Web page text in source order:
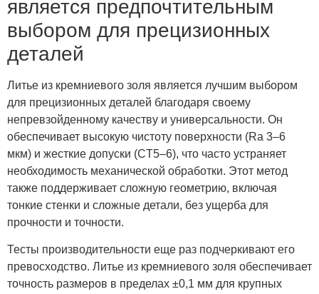
является предпочтительным
выбором для прецизионных
деталей
Литье из кремниевого золя является лучшим выбором
для прецизионных деталей благодаря своему
непревзойденному качеству и универсальности. Он
обеспечивает высокую чистоту поверхности (Ra 3–6
мкм) и жесткие допуски (CT5–6), что часто устраняет
необходимость механической обработки. Этот метод
также поддерживает сложную геометрию, включая
тонкие стенки и сложные детали, без ущерба для
прочности и точности.
Тесты производительности еще раз подчеркивают его
превосходство. Литье из кремниевого золя обеспечивает
точность размеров в пределах ±0,1 мм для крупных